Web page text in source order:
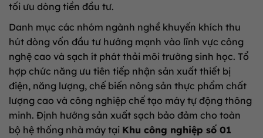
tối ưu dòng tiền đầu tư.
Danh mục các nhóm ngành nghề khuyến khích thu
hút dòng vốn đầu tư hướng mạnh vào lĩnh vực công
nghệ cao và sạch ít phát thải môi trường sinh học. Tổ
hợp chức năng ưu tiên tiếp nhận sản xuất thiết bị
điện, năng lượng, chế biến nông sản thực phẩm chất
lượng cao và công nghiệp chế tạo máy tự động thông
minh. Định hướng sản xuất sạch bảo đảm cho toàn
bộ hệ thống nhà máy tại Khu công nghiệp số 01